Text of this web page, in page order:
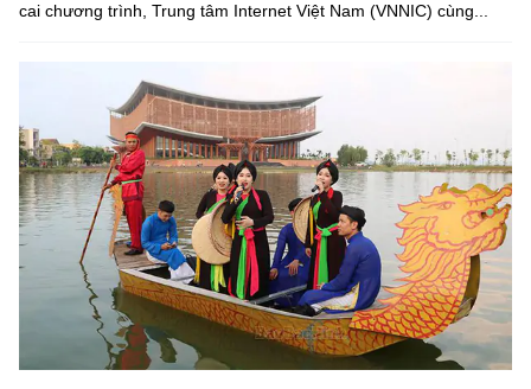
cai chương trình, Trung tâm Internet Việt Nam (VNNIC) cùng...